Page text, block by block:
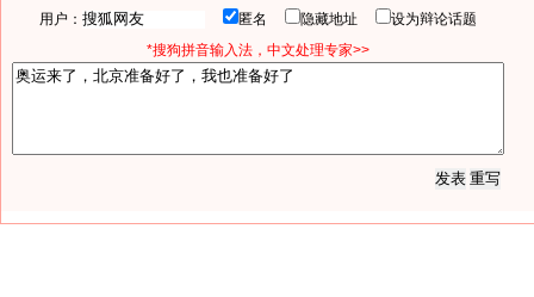
用户： 匿名 隐藏地址
设为辩论话题
*搜狗拼音输入法，中文处理专家>>